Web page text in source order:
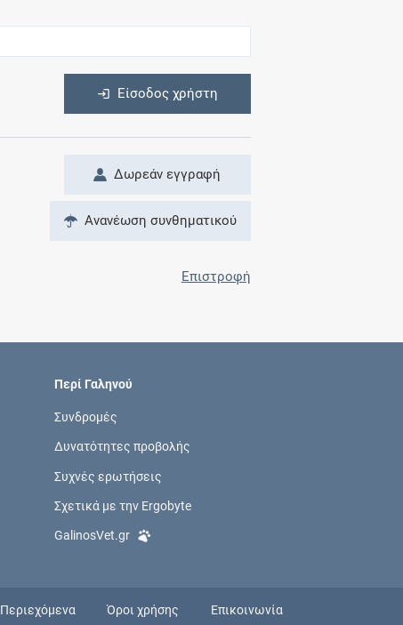
Είσοδος χρήστη
Δωρεάν εγγραφή
Ανανέωση συνθηματικού
Επιστροφή
Περί Γαληνού
Συνδρομές
Δυνατότητες προβολής
Συχνές ερωτήσεις
Σχετικά με την Ergobyte
GalinosVet.gr
Περιεχόμενα Όροι χρήσης Επικοινωνία